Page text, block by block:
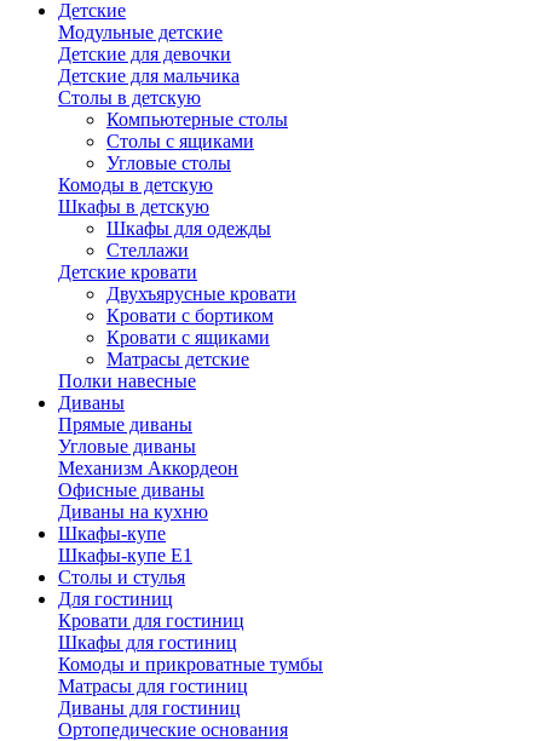
Детские
Модульные детские
Детские для девочки
Детские для мальчика
Столы в детскую
Компьютерные столы
Столы с ящиками
Угловые столы
Комоды в детскую
Шкафы в детскую
Шкафы для одежды
Стеллажи
Детские кровати
Двухъярусные кровати
Кровати с бортиком
Кровати с ящиками
Матрасы детские
Полки навесные
Диваны
Прямые диваны
Угловые диваны
Механизм Аккордеон
Офисные диваны
Диваны на кухню
Шкафы-купе
Шкафы-купе Е1
Столы и стулья
Для гостиниц
Кровати для гостиниц
Шкафы для гостиниц
Комоды и прикроватные тумбы
Матрасы для гостиниц
Диваны для гостиниц
Ортопедические основания